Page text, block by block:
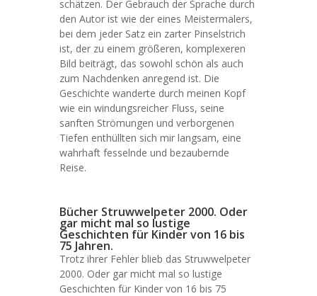
schätzen. Der Gebrauch der Sprache durch
den Autor ist wie der eines Meistermalers,
bei dem jeder Satz ein zarter Pinselstrich
ist, der zu einem größeren, komplexeren
Bild beiträgt, das sowohl schön als auch
zum Nachdenken anregend ist. Die
Geschichte wanderte durch meinen Kopf
wie ein windungsreicher Fluss, seine
sanften Strömungen und verborgenen
Tiefen enthüllten sich mir langsam, eine
wahrhaft fesselnde und bezaubernde
Reise.
Bücher Struwwelpeter 2000. Oder
gar micht mal so lustige
Geschichten für Kinder von 16 bis
75 Jahren.
Trotz ihrer Fehler blieb das Struwwelpeter
2000. Oder gar micht mal so lustige
Geschichten für Kinder von 16 bis 75